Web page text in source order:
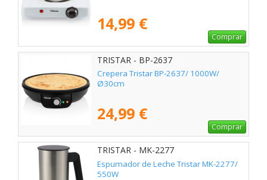
14,99 €
Comprar
TRISTAR - BP-2637
Crepera Tristar BP-2637/ 1000W/
Ø30cm
24,99 €
Comprar
TRISTAR - MK-2277
Espumador de Leche Tristar MK-2277/
550W